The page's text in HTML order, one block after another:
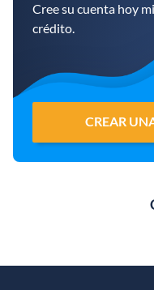
Cree su cuenta hoy
crédito.
CREAR